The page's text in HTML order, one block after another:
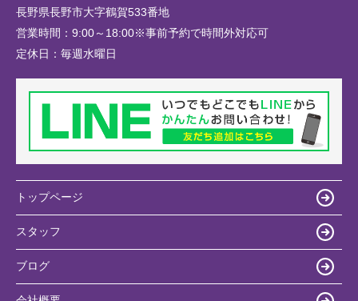
長野県長野市大字鶴賀533番地
営業時間： 9:00～18:00※事前予約で時間外対応可
定休日： 毎週水曜日
トップページ
スタッフ
ブログ